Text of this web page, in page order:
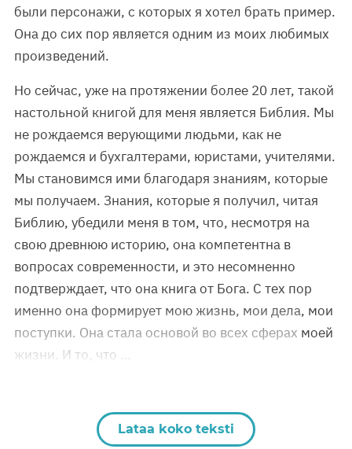
были персонажи, с которых я хотел брать пример.
Она до сих пор является одним из моих любимых
произведений.
Но сейчас, уже на протяжении более 20 лет, такой
настольной книгой для меня является Библия. Мы
не рождаемся верующими людьми, как не
рождаемся и бухгалтерами, юристами, учителями.
Мы становимся ими благодаря знаниям, которые
мы получаем. Знания, которые я получил, читая
Библию, убедили меня в том, что, несмотря на
свою древнюю историю, она компетентна в
вопросах современности, и это несомненно
подтверждает, что она книга от Бога. С тех пор
именно она формирует мою жизнь, мои дела, мои
поступки. Она стала основой во всех сферах моей
жизни. И то, что …
Lataa koko teksti